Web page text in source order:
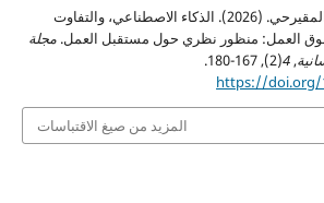
هدى عبد الله عبد العزيز المقيرحي. (2026). الذكاء الاصطناعي، والتفاوت
العمل: منظور نظري حول مستقبل العمل. مجلة
,
4
(2), 167-180.
https://doi.org/
المزيد من صيغ الاقتباسات